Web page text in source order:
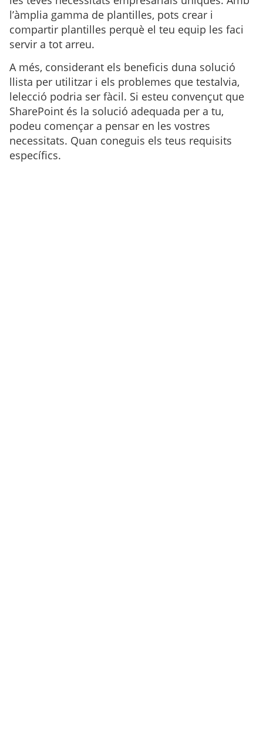
l’àmplia gamma de plantilles, pots crear i
compartir plantilles perquè el teu equip les faci
servir a tot arreu.
A més, considerant els beneficis duna solució
llista per utilitzar i els problemes que testalvia,
lelecció podria ser fàcil. Si esteu convençut que
SharePoint és la solució adequada per a tu,
podeu començar a pensar en les vostres
necessitats. Quan coneguis els teus requisits
específics.